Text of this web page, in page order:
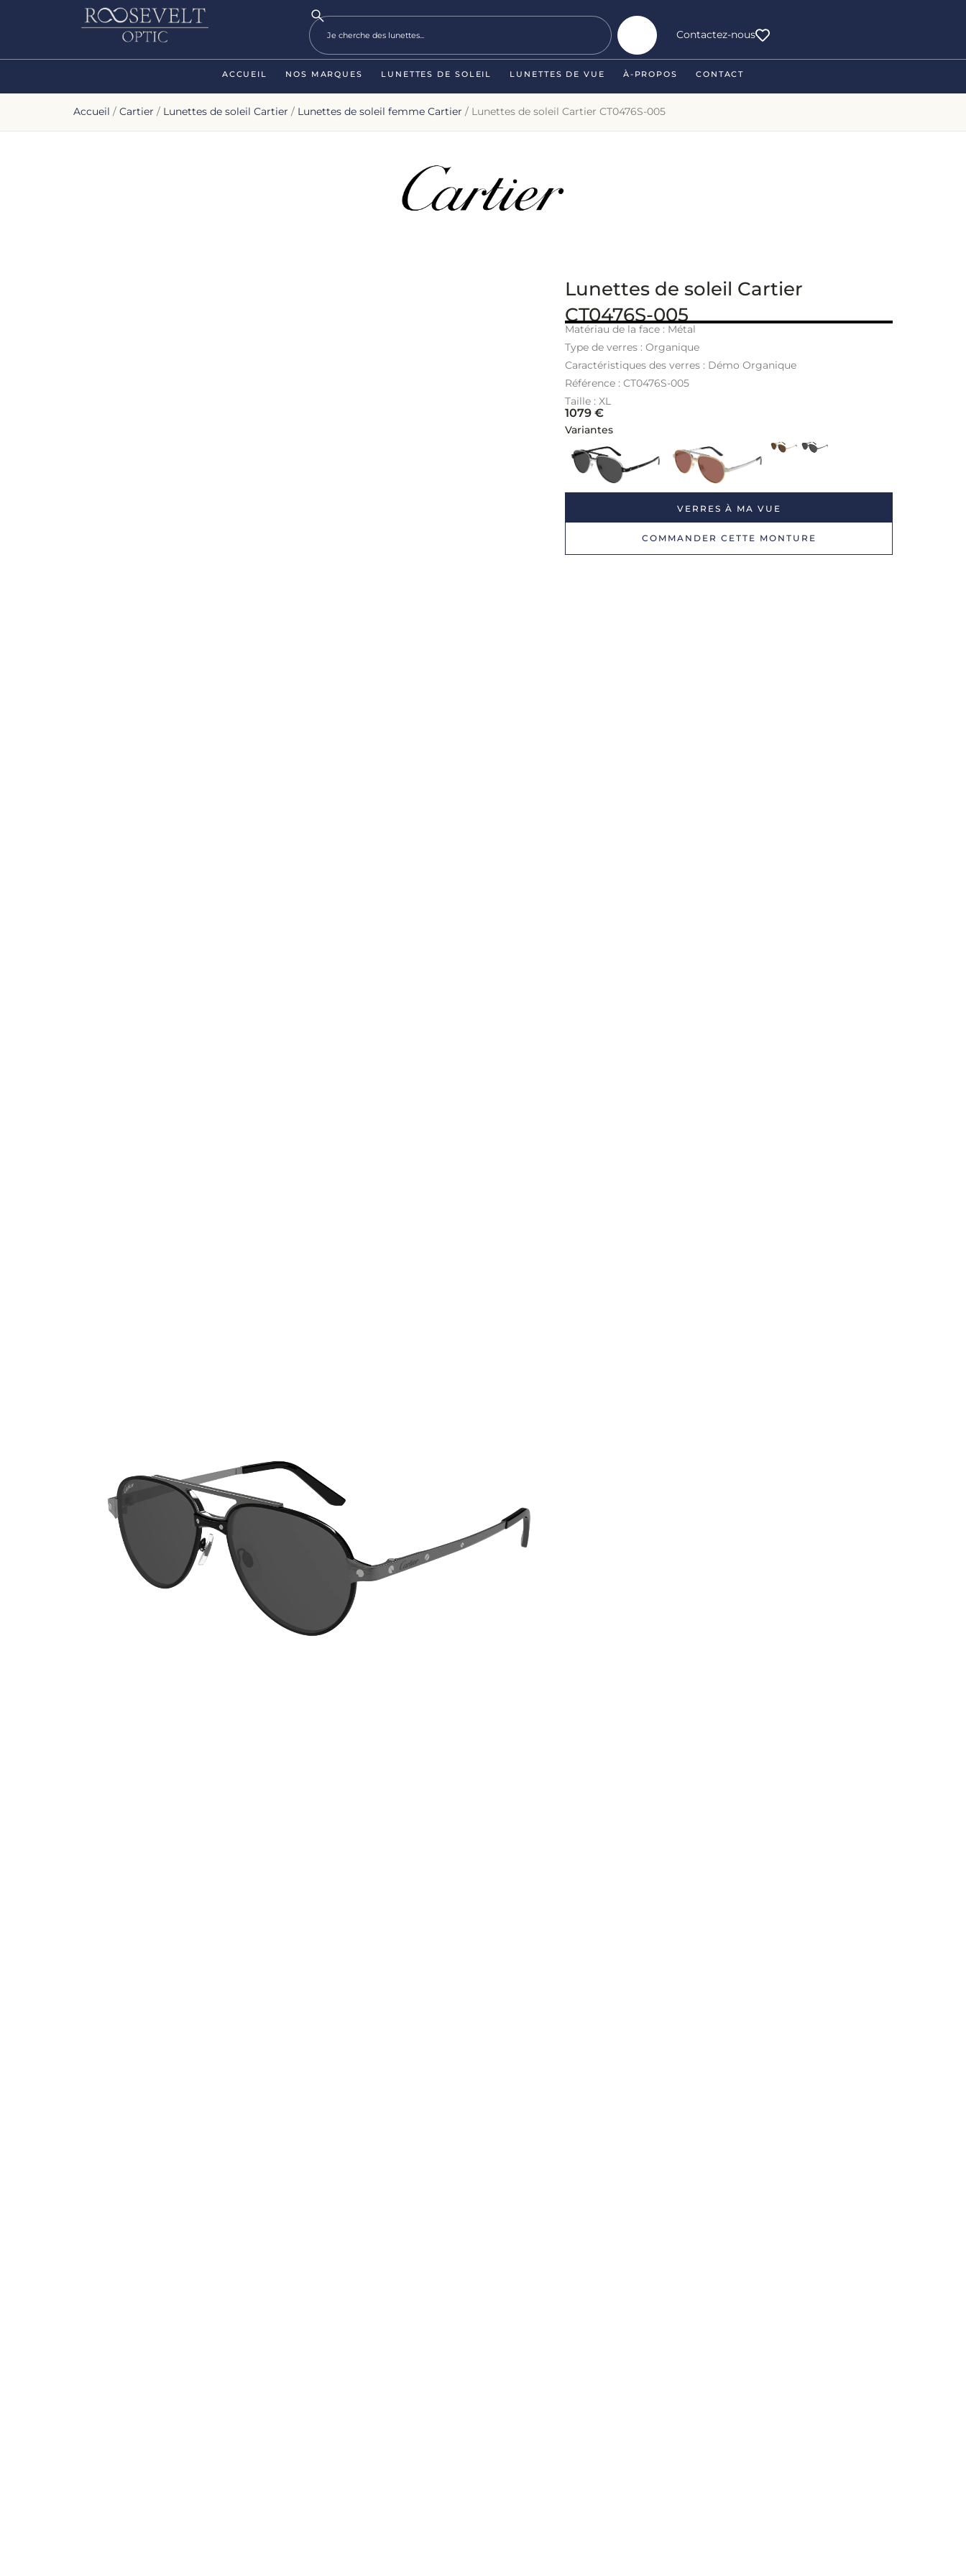
Contactez-nous
ACCUEIL NOS MARQUES LUNETTES DE SOLEIL LUNETTES DE VUE À-PROPOS CONTACT
Accueil / Cartier / Lunettes de soleil Cartier / Lunettes de soleil femme Cartier / Lunettes de soleil Cartier CT0476S-005
Lunettes de soleil Cartier
CT0476S-005
Matériau de la face : Métal
Type de verres : Organique
Caractéristiques des verres : Démo Organique
Référence : CT0476S-005
Taille : XL
1079 €
Variantes
VERRES À MA VUE
COMMANDER CETTE MONTURE